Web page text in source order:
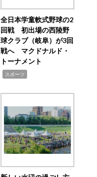
全日本学童軟式野球の2
回戦 初出場の西陵野
球クラブ（岐阜）が3回
戦へ マクドナルド・
トーナメント
スポーツ